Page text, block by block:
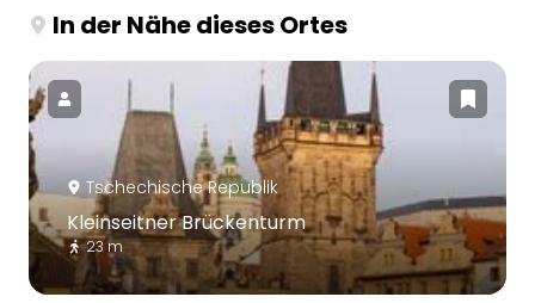
In der Nähe dieses Ortes
Tschechische Republik
Kleinseitner Brückenturm
23 m